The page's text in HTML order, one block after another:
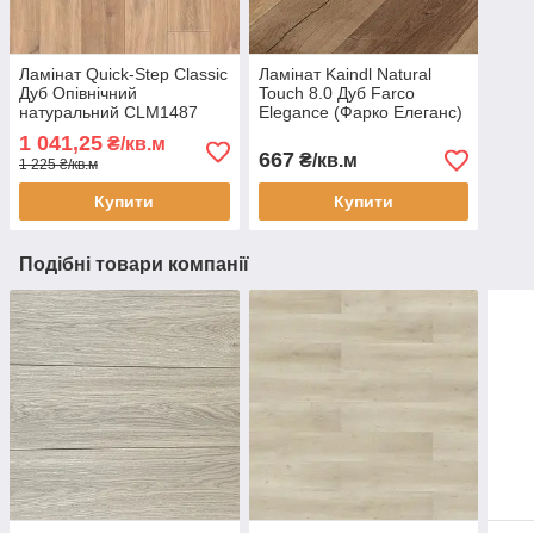
Ламінат Quick-Step Classic
Дуб Опівнічний
натуральний CLM1487
вологостійкий 32 клас 8
мм з фаскою
1 041,25 ₴/кв.м
1 225 ₴/кв.м
Купити
Ламінат Kaindl Natural
Touch 8.0 Дуб Farco
Elegance (Фарко Елеганс)
фаскою
667₴/кв.м
Купити
Подібні товари компанії